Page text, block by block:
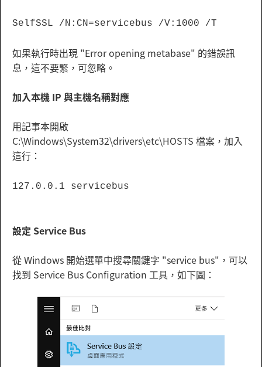
SelfSSL /N:CN=servicebus /V:1000 /T
如果執行時出現 "Error opening metabase" 的錯誤訊
息，這不要緊，可忽略。
加入本機 IP 與主機名稱對應
用記事本開啟
C:\Windows\System32\drivers\etc\HOSTS 檔案，加入
這行：
127.0.0.1 servicebus
設定 Service Bus
從 Windows 開始選單中搜尋關鍵字 "service bus"，可以
找到 Service Bus Configuration 工具，如下圖：